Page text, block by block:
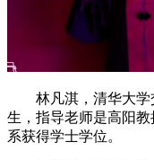
林凡淇，清华大学
生，指导老师是高阳
系获得学士学位。